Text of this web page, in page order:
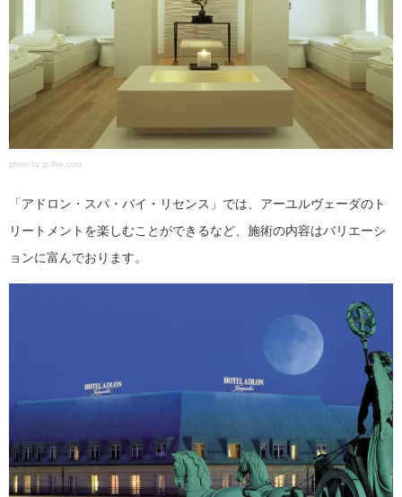
photo by jp.lhw.com
「アドロン・スパ・バイ・リセンス」では、アーユルヴェーダのト
リートメントを楽しむことができるなど、施術の内容はバリエーシ
ョンに富んでおります。